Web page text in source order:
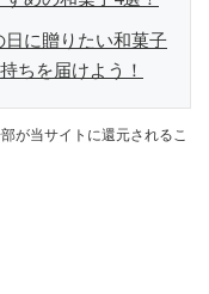
に贈りたい和菓子
ちを届けよう！
が当サイトに還元されるこ